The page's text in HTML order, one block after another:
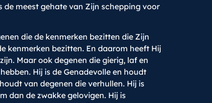
meest gehate van Zijn schepping voor
die de kenmerken bezitten die Zijn
kenmerken bezitten. En daarom heeft Hij
Maar ook degenen die gierig, laf en
Hij is de Genadevolle en houdt
van degenen die verhullen. Hij is
dan de zwakke gelovigen. Hij is